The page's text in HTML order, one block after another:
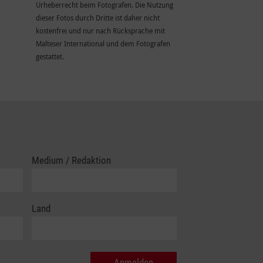
Urheberrecht beim Fotografen. Die Nutzung
dieser Fotos durch Dritte ist daher nicht
kostenfrei und nur nach Rücksprache mit
Malteser International und dem Fotografen
gestattet.
Medium / Redaktion
Land